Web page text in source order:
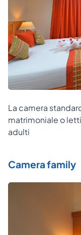
La camera
matrimoniale o
adulti
Camera family